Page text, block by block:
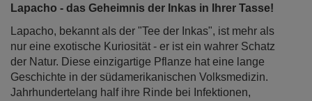
Lapacho - das Geheimnis der Inkas in Ihrer Tasse!
Lapacho, bekannt als der "Tee der Inkas", ist mehr als
nur eine exotische Kuriosität - er ist ein wahrer Schatz
der Natur. Diese einzigartige Pflanze hat eine lange
Geschichte in der südamerikanischen Volksmedizin.
Jahrhundertelang half ihre Rinde bei Infektionen,